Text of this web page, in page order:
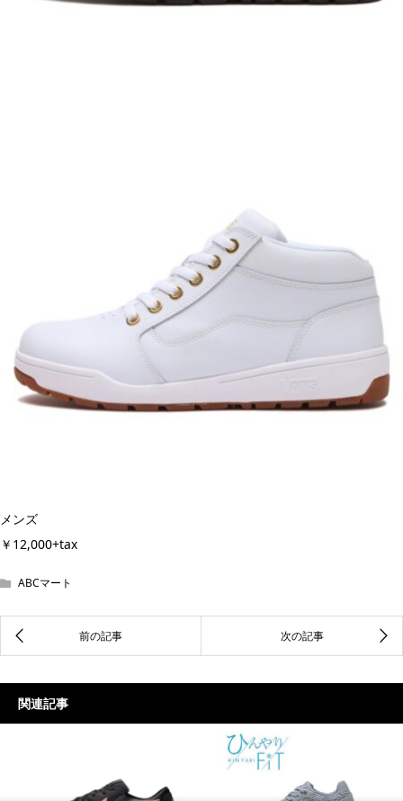
メンズ
￥12,000+tax
ABCマート
関連記事